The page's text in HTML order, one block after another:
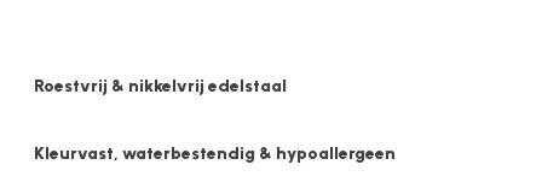
Roestvrij & nikkelvrij edelstaal
Kleurvast, waterbestendig & hypoallergeen